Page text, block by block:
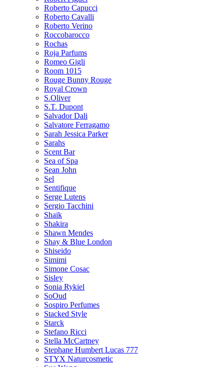
Roberto Capucci
Roberto Cavalli
Roberto Verino
Roccobarocco
Rochas
Roja Parfums
Romeo Gigli
Room 1015
Rouge Bunny Rouge
Royal Crown
S.Oliver
S.T. Dupont
Salvador Dali
Salvatore Ferragamo
Sarah Jessica Parker
Sarahs
Scent Bar
Sea of Spa
Sean John
Sel
Sentifique
Serge Lutens
Sergio Tacchini
Shaik
Shakira
Shawn Mendes
Shay & Blue London
Shiseido
Simimi
Simone Cosac
Sisley
Sonia Rykiel
SoOud
Sospiro Perfumes
Stacked Style
Starck
Stefano Ricci
Stella McCartney
Stephane Humbert Lucas 777
STYX Naturсosmetic